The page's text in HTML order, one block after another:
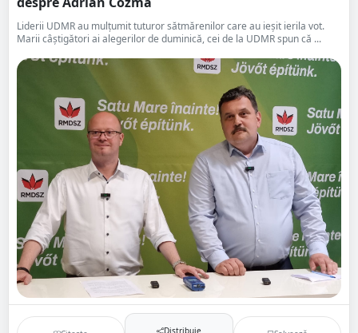
Liderii UDMR au mulțumit tuturor sătmărenilor care au ieșit ierila vot.
Marii câștigători ai alegerilor de duminică, cei de la UDMR spun că ...
Distribuie